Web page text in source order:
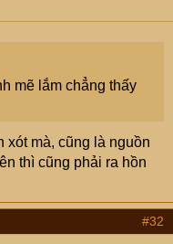
mẽ lắm chẳng thấy
mà, cũng là nguồn
thì cũng phải ra hồn
#32